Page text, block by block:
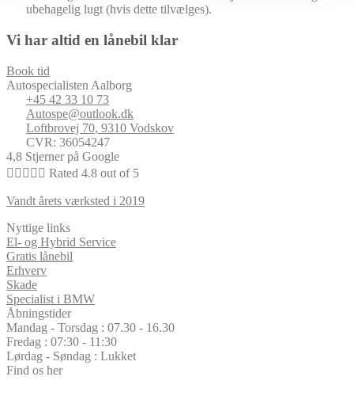
ubehagelig lugt (hvis dette tilvælges).
Vi har altid en lånebil klar
Book tid
Autospecialisten Aalborg
+45 42 33 10 73
Autospe@outlook.dk
Loftbrovej 70, 9310 Vodskov
CVR: 36054247
4,8 Stjerner på Google
     Rated 4.8 out of 5
Vandt årets værksted i 2019
Nyttige links
El- og Hybrid Service
Gratis lånebil
Erhverv
Skade
Specialist i BMW
Åbningstider
Mandag - Torsdag : 07.30 - 16.30
Fredag : 07:30 - 11:30
Lørdag - Søndag : Lukket
Find os her